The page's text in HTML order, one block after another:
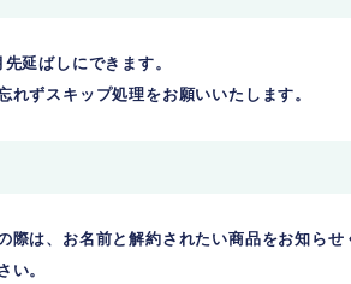
延ばしにできます。
ずスキップ処理をお願いいたします。
は、お名前と解約されたい商品をお知らせ
い。